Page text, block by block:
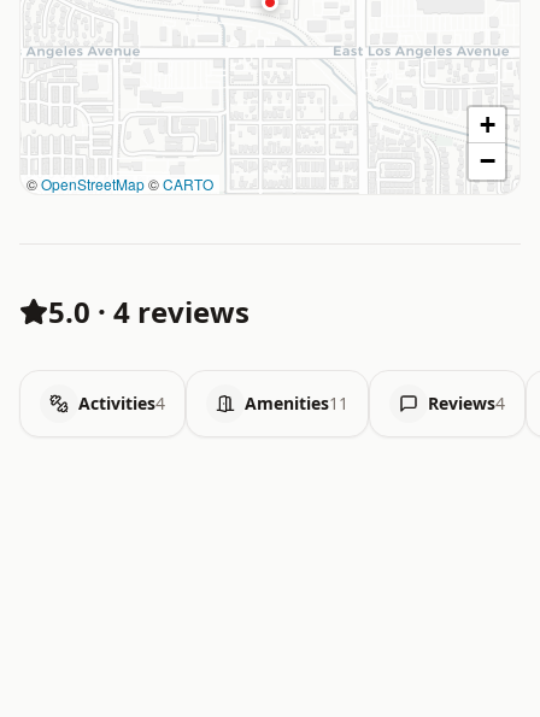
©OpenStreetMap©CARTO
+
−
5.0 · 4 reviews
Activities4 Amenities11 Reviews4